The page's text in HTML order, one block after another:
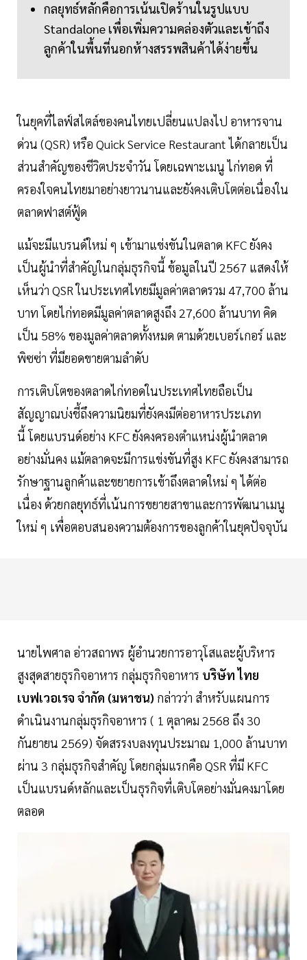
กลยุทธ์หลักคือการเน้นเปิดร้านในรูปแบบ
Standalone เพื่อเพิ่มความคล่องตัวและเข้าถึง
ลูกค้าในพื้นที่นอกห้างสรรพสินค้าได้ง่ายขึ้น
ในยุคที่ไลฟ์สไตล์ของคนไทยเปลี่ยนแปลงไป อาหารจาน
ด่วน (QSR) หรือ Quick Service Restaurant ได้กลายเป็น
ส่วนสำคัญของชีวิตประจำวัน โดยเฉพาะเมนู ไก่ทอด ที่
ครองใจคนไทยมาอย่างยาวนานและยังคงเติบโตต่อเนื่องใน
ตลาดฟาสต์ฟู้ด
แม้จะมีแบรนด์ใหม่ ๆ เข้ามาแข่งขันในตลาด KFC ยังคง
เป็นผู้นำที่สำคัญในกลุ่มธุรกิจนี้ ข้อมูลในปี 2567 แสดงให้
เห็นว่า QSR ในประเทศไทยมีมูลค่าตลาดรวม 47,700 ล้าน
บาท โดยไก่ทอดมีมูลค่าตลาดสูงถึง 27,600 ล้านบาท คิด
เป็น 58% ของมูลค่าตลาดทั้งหมด ตามด้วยเบอร์เกอร์ และ
พิซซ่า ที่มียอดขายตามลำดับ
การเติบโตของตลาดไก่ทอดในประเทศไทยถือเป็น
สัญญาณบ่งชี้ถึงความนิยมที่ยังคงมีต่ออาหารประเภท
นี้ โดยแบรนด์อย่าง KFC ยังคงครองตำแหน่งผู้นำตลาด
อย่างมั่นคง แม้ตลาดจะมีการแข่งขันที่สูง KFC ยังคงสามารถ
รักษาฐานลูกค้าและขยายการเข้าถึงตลาดใหม่ ๆ ได้ต่อ
เนื่อง ด้วยกลยุทธ์ที่เน้นการขยายสาขาและการพัฒนาเมนู
ใหม่ ๆ เพื่อตอบสนองความต้องการของลูกค้าในยุคปัจจุบัน
นายไพศาล อ่าวสถาพร ผู้อำนวยการอาวุโสและผู้บริหาร
สูงสุดสายธุรกิจอาหาร กลุ่มธุรกิจอาหาร บริษัท ไทย
เบฟเวอเรจ จำกัด (มหาชน) กล่าวว่า สำหรับแผนการ
ดำเนินงานกลุ่มธุรกิจอาหาร ( 1 ตุลาคม 2568 ถึง 30
กันยายน 2569) จัดสรรงบลงทุนประมาณ 1,000 ล้านบาท
ผ่าน 3 กลุ่มธุรกิจสำคัญ โดยกลุ่มแรกคือ QSR ที่มี KFC
เป็นแบรนด์หลักและเป็นธุรกิจที่เติบโตอย่างมั่นคงมาโดย
ตลอด